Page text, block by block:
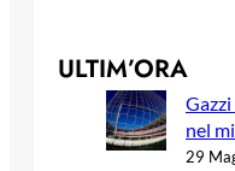
ULTIM’ORA
Gazzi
nel
29